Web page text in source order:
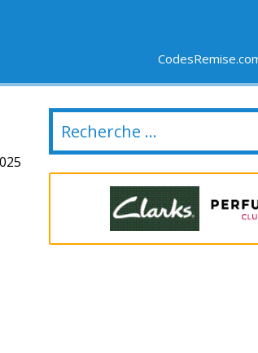
DERNIERS JOURS NOUVELLES